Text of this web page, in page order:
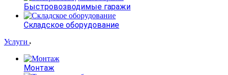
Быстровозводимые гаражи
Складское оборудование
Услуги
Монтаж